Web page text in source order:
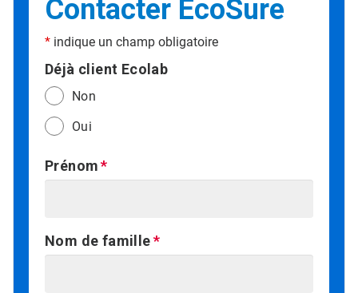
Contacter EcoSure
* indique un champ obligatoire
Déjà client Ecolab
Non
Oui
Prénom
Nom de famille